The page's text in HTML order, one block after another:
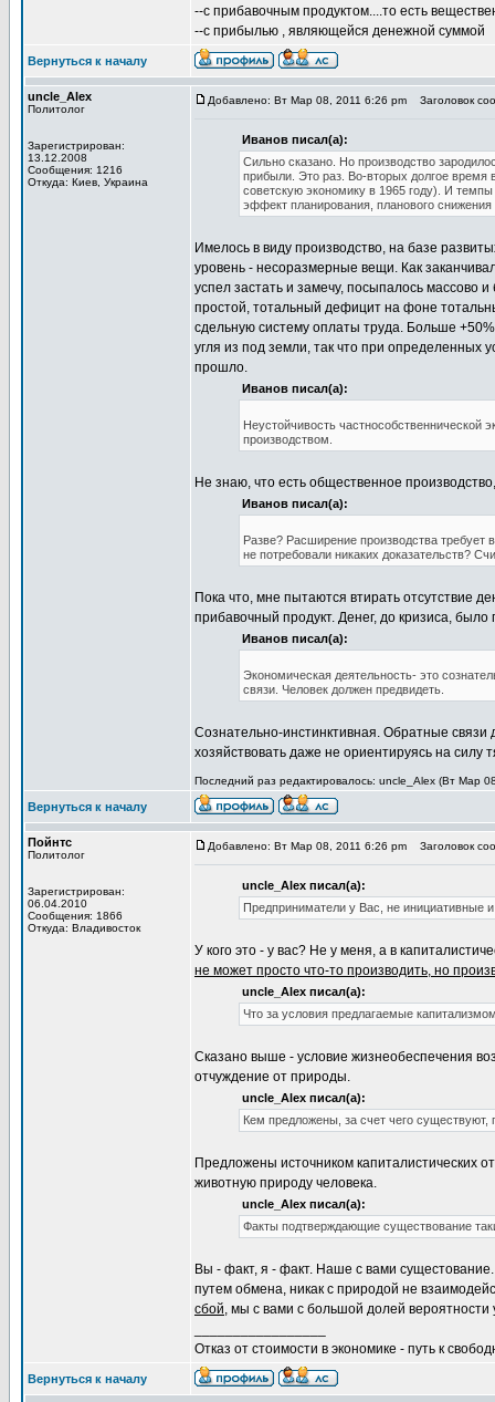
--с прибавочным продуктом....то есть
--с прибылью , являющейся денежной суммой
Вернуться к началу
uncle_Alex
Политолог
Зарегистрирован:
13.12.2008
Сообщения: 1216
Откуда: Киев, Украина
Добавлено: Вт Мар 08, 2011 6:26 pm Заголовок
Иванов писал(а):
Сильно сказано. Но производство
прибыли. Это раз. Во-вторых долгое время
советскую экономику в 1965 году). И
эффект планирования, планового
Имелось в виду производство, на базе
уровень - несоразмерные вещи. Как
успел застать и замечу, посыпалось
простой, тотальный дефицит на фоне
сдельную систему оплаты труда. Больше
угля из под земли, так что при определенных
прошло.
Иванов писал(а):
Неустойчивость
производством.
Не знаю, что есть общественное
Иванов писал(а):
Разве? Расширение производства требует
не потребовали никаких доказательств?
Пока что, мне пытаются втирать отсутствие
прибавочный продукт. Денег, до кризиса, было
Иванов писал(а):
Экономическая деятельность- это
связи. Человек должен предвидеть.
Сознательно-инстинктивная. Обратные
хозяйствовать даже не ориентируясь на силу
Последний раз редактировалось: uncle_Alex (Вт Мар
Вернуться к началу
Пойнтс
Политолог
Зарегистрирован:
06.04.2010
Сообщения: 1866
Откуда: Владивосток
Добавлено: Вт Мар 08, 2011 6:26 pm Заголовок
uncle_Alex писал(а):
Предприниматели у Вас, не инициативные
У кого это - у вас? Не у меня, а в
не может просто что-то производить, но
uncle_Alex писал(а):
Что за условия предлагаемые
Сказано выше - условие жизнеобеспечения
отчуждение от природы.
uncle_Alex писал(а):
Кем предложены, за счет чего
Предложены источником капиталистических
животную природу человека.
uncle_Alex писал(а):
Факты подтверждающие существование
Вы - факт, я - факт. Наше с вами
путем обмена, никак с природой не
сбой, мы с вами с большой долей вероятности
Отказ от стоимости в экономике - путь к
Вернуться к началу